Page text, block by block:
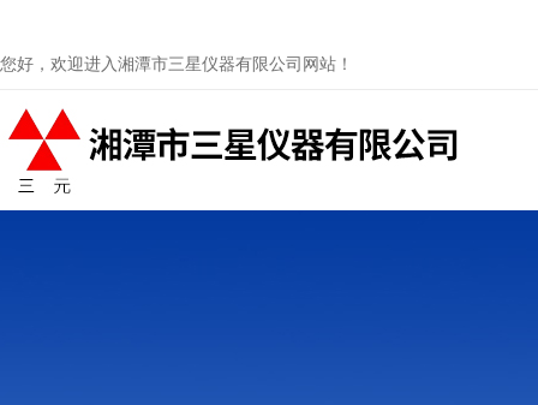
您好，欢迎进入湘潭市三星仪器有限公司网站！